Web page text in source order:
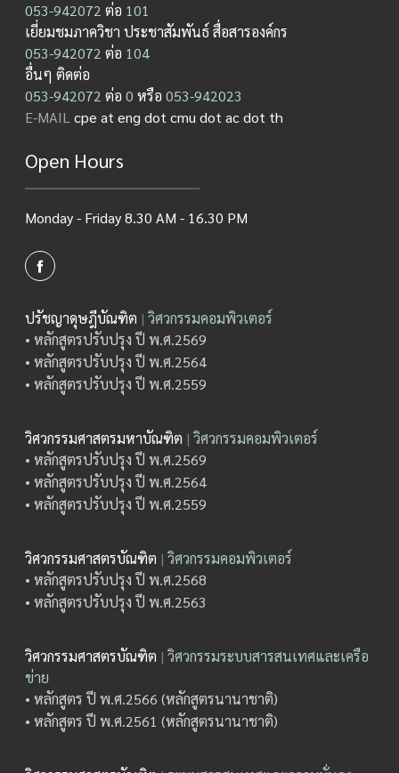
053-942072 ต่อ 101
เยี่ยมชมภาควิชา ประชาสัมพันธ์ สื่อสารองค์กร
053-942072 ต่อ 104
อื่นๆ ติดต่อ
053-942072 ต่อ0 หรือ053-942023
E-MAILcpe at eng dot cmu dot ac dot th
Open Hours
Monday - Friday 8.30 AM - 16.30 PM
ปรัชญาดุษฎีบัณฑิต | วิศวกรรมคอมพิวเตอร์
• หลักสูตรปรับปรุง ปี พ.ศ.2569
• หลักสูตรปรับปรุง ปี พ.ศ.2564
• หลักสูตรปรับปรุง ปี พ.ศ.2559
วิศวกรรมศาสตรมหาบัณฑิต | วิศวกรรมคอมพิวเตอร์
• หลักสูตรปรับปรุง ปี พ.ศ.2569
• หลักสูตรปรับปรุง ปี พ.ศ.2564
• หลักสูตรปรับปรุง ปี พ.ศ.2559
วิศวกรรมศาสตรบัณฑิต | วิศวกรรมคอมพิวเตอร์
• หลักสูตรปรับปรุง ปี พ.ศ.2568
• หลักสูตรปรับปรุง ปี พ.ศ.2563
วิศวกรรมศาสตรบัณฑิต | วิศวกรรมระบบสารสนเทศและเครือ
ข่าย
• หลักสูตร ปี พ.ศ.2566 (หลักสูตรนานาชาติ)
• หลักสูตร ปี พ.ศ.2561 (หลักสูตรนานาชาติ)